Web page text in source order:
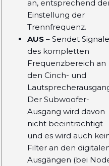
an, entsprechend
Einstellung der
Trennfrequenz.
AUS – Sendet
des kompletten
Frequenzbereich an
den Cinch- und
Der Subwoofer-
Ausgang wird davon
nicht beeinträchtigt
und es wird auch
Filter an den
Ausgängen (bei